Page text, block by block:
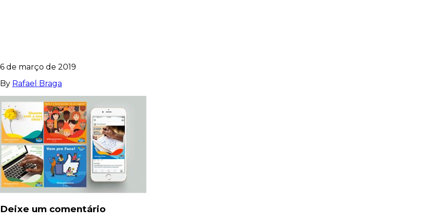
6 de março de 2019
By Rafael Braga
Deixe um comentário